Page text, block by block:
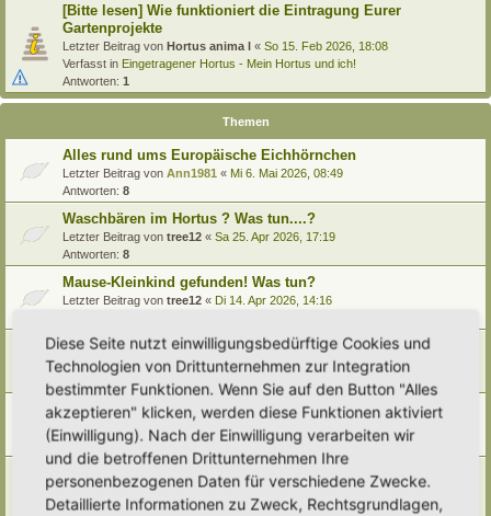
[Bitte lesen] Wie funktioniert die Eintragung Eurer
Gartenprojekte
Letzter Beitrag von Hortus anima l « So 15. Feb 2026, 18:08
Verfasst in Eingetragener Hortus - Mein Hortus und ich!
Antworten: 1
Themen
Alles rund ums Europäische Eichhörnchen
Letzter Beitrag von Ann1981 « Mi 6. Mai 2026, 08:49
Antworten: 8
Waschbären im Hortus ? Was tun....?
Letzter Beitrag von tree12 « Sa 25. Apr 2026, 17:19
Antworten: 8
Mause-Kleinkind gefunden! Was tun?
Letzter Beitrag von tree12 « Di 14. Apr 2026, 14:16
Fledermäuse
Letzter Beitrag vonAlma« So 8. Feb 2026, 13:19
Antworten:
Mauswiesel im Garten ansiedeln gegen Wühlmäuse?
Letzter Beitrag von GrizzlyimGarten«
Mi 27. Aug 2025, 23:46
Antworten:1
Was könnte das für ein Tier gewesen sein?
Letzter Beitrag vonVollblut-Hortusianer«So 22. Jun 2025, 18:57
Antworten: 4
Diese Seite nutzt einwilligungsbedürftige Cookies und
Technologien von Drittunternehmen zur Integration
bestimmter Funktionen. Wenn Sie auf den Button "Alles
akzeptieren" klicken, werden diese Funktionen aktiviert
(Einwilligung). Nach der Einwilligung verarbeiten wir
und die betroffenen Drittunternehmen Ihre
personenbezogenen Daten für verschiedene Zwecke.
Detaillierte Informationen zu Zweck, Rechtsgrundlagen,